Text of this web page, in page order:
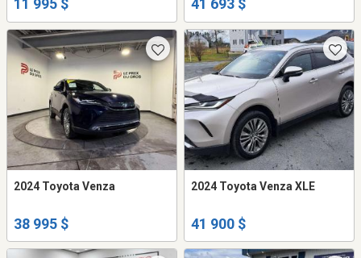
11 995 $ 41 693 $
2024 Toyota Venza
38 995 $
2024 Toyota Venza XLE
41 900 $